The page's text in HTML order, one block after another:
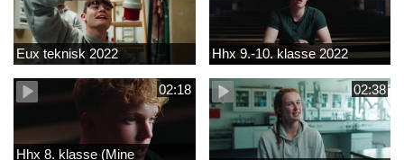
Eux teknisk 2022 Hhx 9.-10. klasse 2022
02:18
Hhx 8. klasse (Mine
02:38